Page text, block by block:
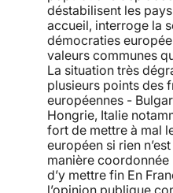
déstabilisent les
accueil, interroge la
démocraties
valeurs communes
La situation très
plusieurs points des
européennes -
Hongrie, Italie
fort de mettre à mal
européen si rien
manière
d’y mettre fin En